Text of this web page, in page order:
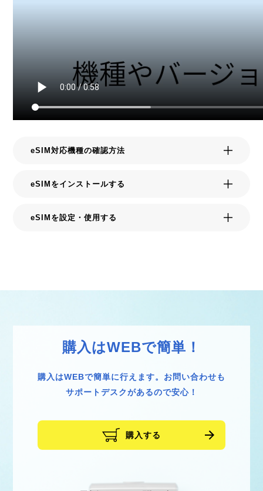
eSIM対応機種の確認方法
eSIMをインストールする
eSIMを設定・使用する
購入はWEBで簡単！
購入はWEBで簡単に行えます。お問い合わせも
サポートデスクがあるので安心！
購入する